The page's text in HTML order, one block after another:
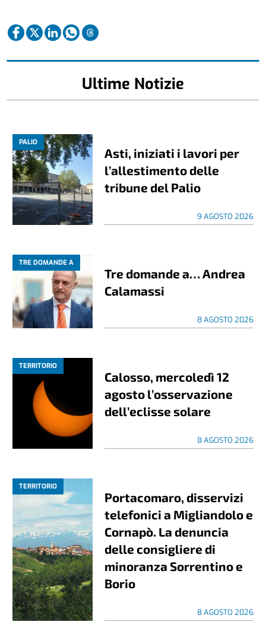
Ultime Notizie
PALIO
Asti, iniziati i lavori per
l’allestimento delle
tribune del Palio
9 AGOSTO 2026
TRE DOMANDE A
Tre domande a… Andrea
Calamassi
8 AGOSTO 2026
TERRITORIO
Calosso, mercoledì 12
agosto l’osservazione
dell’eclisse solare
8 AGOSTO 2026
TERRITORIO
Portacomaro, disservizi
telefonici a Migliandolo e
Cornapò. La denuncia
delle consigliere di
minoranza Sorrentino e
Borio
8 AGOSTO 2026